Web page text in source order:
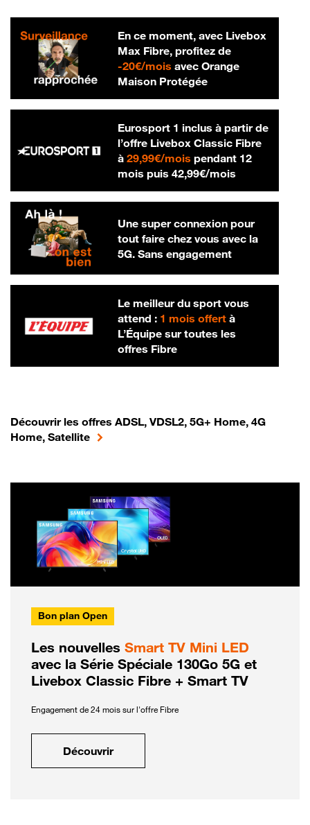
En ce moment, avec Livebox
Max Fibre, profitez de
-20€/mois20 € par mois
avec Orange
Maison Protégée
Eurosport 1 inclus à partir de
l’offre Livebox Classic Fibre
à 29,99€/mois29,99 € par mois
pendant 12
mois puis 42,99€/mois42,99 € par
Une super connexion pour
tout faire chez vous avec la
5G. Sans engagement
Le meilleur du sport vous
attend : 1 mois offertà
L’Équipe sur toutes les
offres Fibre
Découvrir les offres ADSL, VDSL2, 5G+ Home, 4G
Home, Satellite
Bon plan Open
Les nouvelles Smart TV Mini LED
avec la Série Spéciale 130Go 5G et
Livebox Classic Fibre + Smart TV
Engagement de 24 mois sur l'offre Fibre
Découvrir